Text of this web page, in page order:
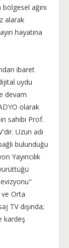
ağını
alarak
hayatına
ibaret
uydu
devam
olarak
sahibi Prof.
Uzun adı
bulunduğu
Yayıncılık
Orta
TV dışında;
kardeş